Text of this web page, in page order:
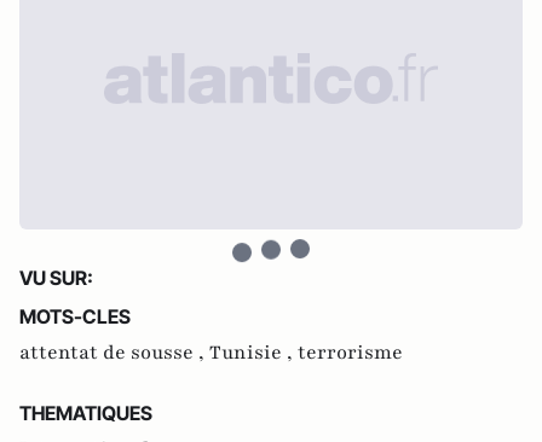
VU SUR:
MOTS-CLES
attentat de sousse , Tunisie , terrorisme
THEMATIQUES